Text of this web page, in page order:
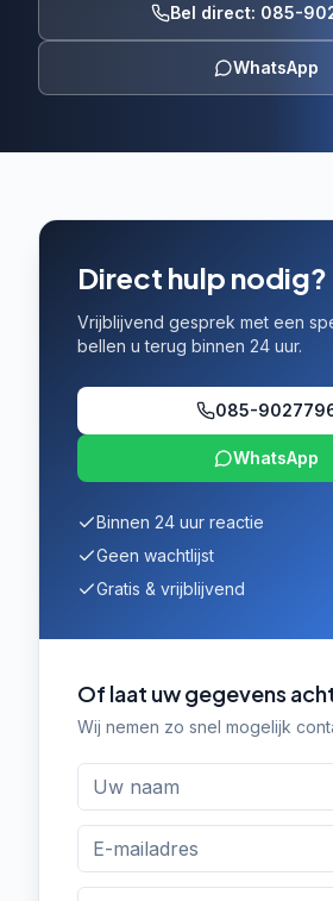
Bel direct: 085-
WhatsApp
Direct hulp nodig?
Vrijblijvend gesprek met een
bellen u terug binnen 24 uur.
085-
WhatsApp
Binnen 24 uur reactie
Geen wachtlijst
Gratis & vrijblijvend
Of laat uw gegevens
Wij nemen zo snel mogelijk